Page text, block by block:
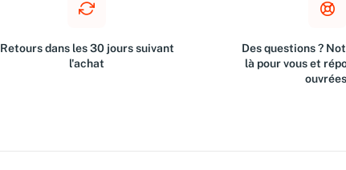
Retours dans les 30 jours suivant
l'achat
Des questions ?
là pour vous et